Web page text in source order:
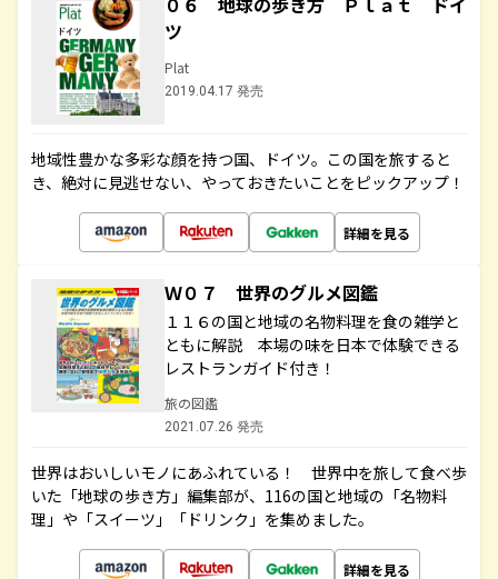
ツ
Plat
2019.04.17 発売
地域性豊かな多彩な顔を持つ国、ドイツ。この国を旅すると
き、絶対に見逃せない、やっておきたいことをピックアップ！
詳細を見る
Ｗ０７ 世界のグルメ図鑑
１１６の国と地域の名物料理を食の雑学と
ともに解説 本場の味を日本で体験できる
レストランガイド付き！
旅の図鑑
2021.07.26 発売
世界はおいしいモノにあふれている！ 世界中を旅して食べ歩
いた「地球の歩き方」編集部が、116の国と地域の「名物料
理」や「スイーツ」「ドリンク」を集めました。
詳細を見る